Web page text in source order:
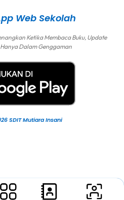
Web Sekolah
Ketika Membaca Buku, Update
Dalam Genggaman
SDIT Mutiara Insani